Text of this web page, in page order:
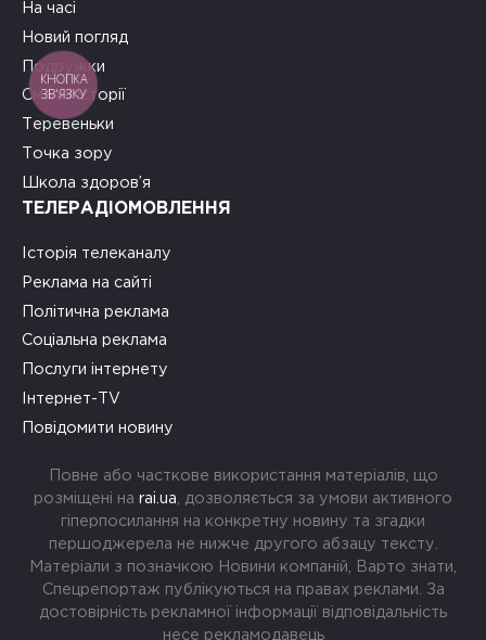
На часі
Новий погляд
Подружки
Смачні історії
Теревеньки
Точка зору
Школа здоров’я
ТЕЛЕРАДІОМОВЛЕННЯ
Історія телеканалу
Реклама на сайті
Політична реклама
Соціальна реклама
Послуги інтернету
Інтернет-TV
Повідомити новину
Повне або часткове використання матеріалів, що
розміщені на rai.ua , дозволяється за умови активного
гіперпосилання на конкретну новину та згадки
першоджерела не нижче другого абзацу тексту.
Матеріали з позначкою Новини компаній, Варто знати,
Спецрепортаж публікуються на правах реклами. За
достовірність рекламної інформації відповідальність
несе рекламодавець
КНОПКА
ЗВ'ЯЗКУ